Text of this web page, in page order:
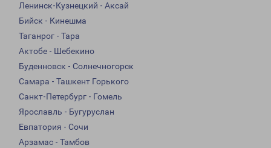
Ленинск-Кузнецкий - Аксай
Бийск - Кинешма
Таганрог - Тара
Актобе - Шебекино
Буденновск - Солнечногорск
Самара - Ташкент Горького
Санкт-Петербург - Гомель
Ярославль - Бугуруслан
Евпатория - Сочи
Арзамас - Тамбов